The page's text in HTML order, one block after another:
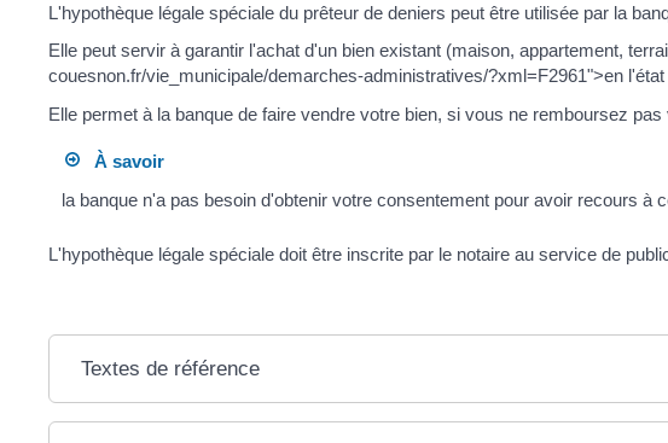
L'hypothèque légale spéciale du prêteur de deniers peut être utilisée par la
Elle peut servir à garantir l'achat d'un bien existant (maison, appartement,
couesnon.fr/vie_municipale/demarches-administratives/?xml=F2961">en
Elle permet à la banque de faire vendre votre bien, si vous ne remboursez pas
À savoir
la banque n'a pas besoin d'obtenir votre consentement pour avoir recours à
L'hypothèque légale spéciale doit être inscrite par le notaire au service de
Textes de référence